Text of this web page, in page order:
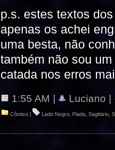
p.s. estes textos
apenas os achei
uma besta, não
também não sou
catada nos erros
1:55 AM | Luciano |
Cômico | Lado Negro Piada ,Sagitário ,